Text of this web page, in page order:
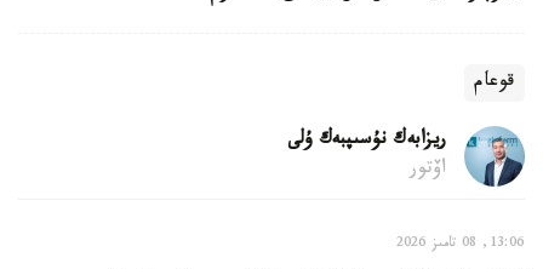
قوعام
ريزابەك نۇسىپبەك ۇلى
اۆتور
13:06, 08 تامىز 2026